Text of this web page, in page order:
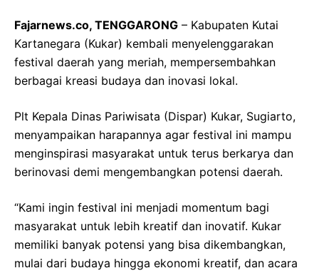
Fajarnews.co, TENGGARONG – Kabupaten Kutai
Kartanegara (Kukar) kembali menyelenggarakan
festival daerah yang meriah, mempersembahkan
berbagai kreasi budaya dan inovasi lokal.
Plt Kepala Dinas Pariwisata (Dispar) Kukar, Sugiarto,
menyampaikan harapannya agar festival ini mampu
menginspirasi masyarakat untuk terus berkarya dan
berinovasi demi mengembangkan potensi daerah.
“Kami ingin festival ini menjadi momentum bagi
masyarakat untuk lebih kreatif dan inovatif. Kukar
memiliki banyak potensi yang bisa dikembangkan,
mulai dari budaya hingga ekonomi kreatif, dan acara